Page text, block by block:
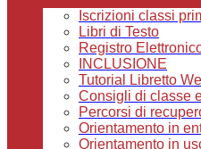
Iscrizioni classi
Libri di Testo
Registro
INCLUSIONE
Tutorial Libretto
Consigli di classe
Percorsi di
Orientamento in
Orientamento in